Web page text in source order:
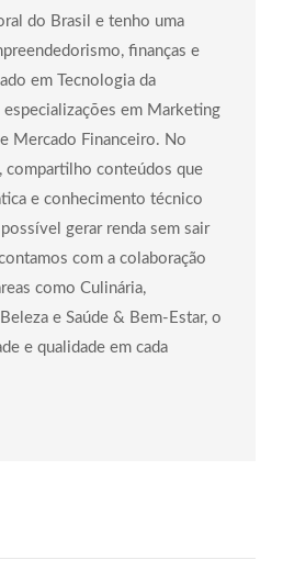
do Brasil e tenho uma
finanças e
em Tecnologia da
especializações em Marketing
Mercado Financeiro. No
compartilho conteúdos que
e conhecimento técnico
gerar renda sem sair
com a colaboração
como Culinária,
e Saúde & Bem-Estar, o
e qualidade em cada